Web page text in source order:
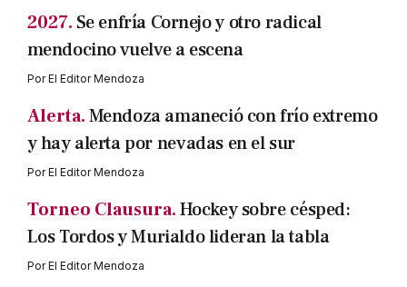
2027. Se enfría Cornejo y otro radical
mendocino vuelve a escena
PorEl Editor Mendoza
Alerta.Mendoza amaneció con frío extremo
y hay alerta por nevadas en el sur
PorEl Editor Mendoza
Torneo Clausura.Hockey sobre césped:
Los Tordos y Murialdo lideran la tabla
PorEl Editor Mendoza